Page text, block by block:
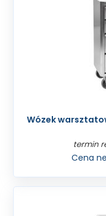
Wózek
termin
Cena